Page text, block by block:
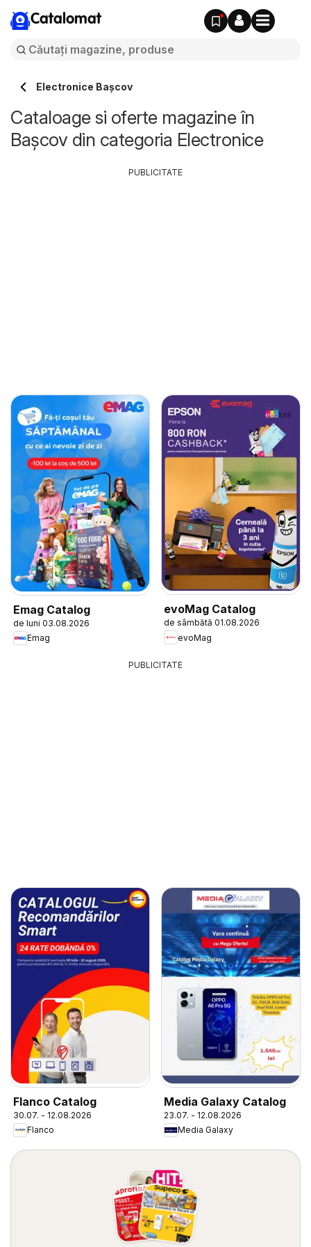
Catalomat
Electronice Başcov
Cataloage si oferte magazine în
Başcov din categoria Electronice
Emag Catalog
de luni 03.08.2026
Emag
evoMag Catalog
de sâmbătă 01.08.2026
evoMag
PUBLICITATE
PUBLICITATE
Flanco Catalog
30.07. - 12.08.2026
Flanco
Media Galaxy Catalog
23.07. - 12.08.2026
Media Galaxy